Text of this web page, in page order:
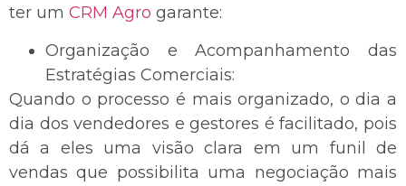
ter um CRM Agro garante:
Organização e Acompanhamento das
Estratégias Comerciais:
Quando o processo é mais organizado, o dia a
dia dos vendedores e gestores é facilitado, pois
dá a eles uma visão clara em um funil de
vendas que possibilita uma negociação mais